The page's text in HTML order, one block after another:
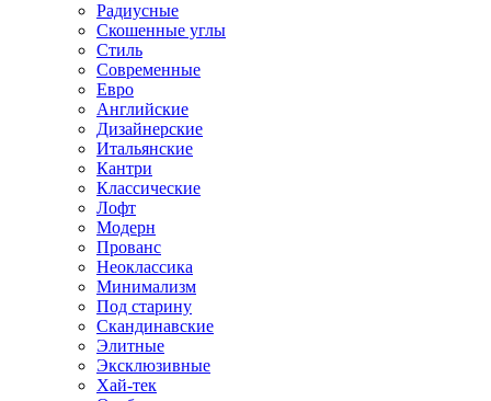
Радиусные
Скошенные углы
Стиль
Современные
Евро
Английские
Дизайнерские
Итальянские
Кантри
Классические
Лофт
Модерн
Прованс
Неоклассика
Минимализм
Под старину
Скандинавские
Элитные
Эксклюзивные
Хай-тек